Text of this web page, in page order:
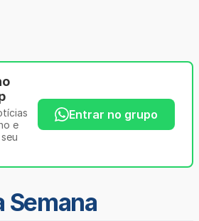
e
Entrar no grupo
Semana